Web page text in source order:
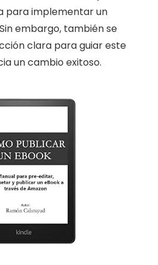
para implementar un
embargo, también se
clara para guiar este
un cambio exitoso.